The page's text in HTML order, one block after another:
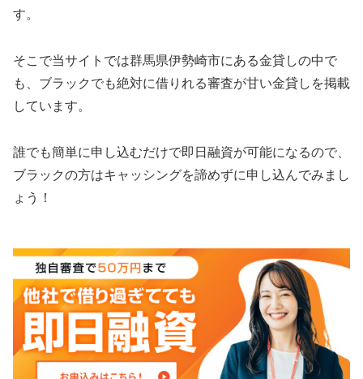
す。
そこで当サイトでは群馬県伊勢崎市にある金貸しの中で
も、ブラックでも絶対に借りれる審査が甘い金貸しを掲載
しています。
誰でも簡単に申し込むだけで即日融資が可能になるので、
ブラックの方はキャッシングを諦めずに申し込んでみまし
ょう！